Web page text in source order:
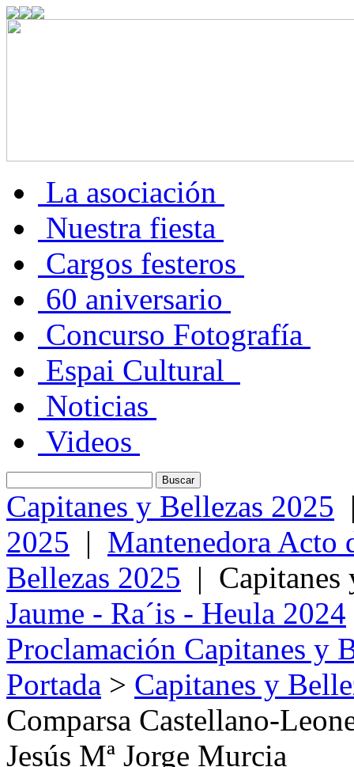
La asociación
Nuestra fiesta
Cargos festeros
60 aniversario
Concurso Fotografía
Espai Cultural
Noticias
Videos
Capitanes y Bellezas 2025
2025 | Mantenedora Acto
Bellezas 2025 | Capitanes
Jaume - Ra´is - Heula 2024
Proclamación Capitanes y
Portada > Capitanes y
Comparsa Castellano-
Jesús Mª Jorge Murcia